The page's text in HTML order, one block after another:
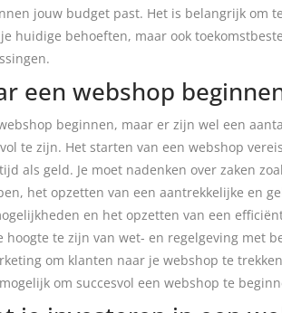
jouw budget past. Het is belangrijk om
huidige behoeften, maar ook
een webshop
beginnen, maar er zijn wel een
te zijn. Het starten van een webshop
als geld. Je moet nadenken over zaken
het opzetten van een aantrekkelijke en
en het opzetten van een
hoogte te zijn van wet- en regelgeving met
om klanten naar je webshop te
om succesvol een webshop te